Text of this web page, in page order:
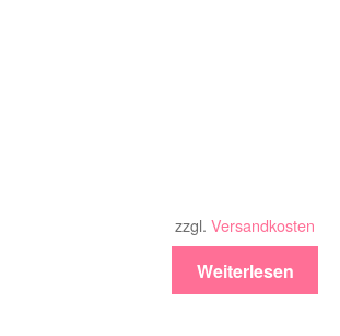
zzgl. Versandkosten
Weiterlesen